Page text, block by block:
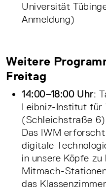
Universität
Anmeldung)
Weitere
Freitag
14:00–18:00 Uhr:
Leibniz-Institut für
(Schleichstraße 6)
Das IWM
digitale
in unsere Köpfe
Mitmach-
das